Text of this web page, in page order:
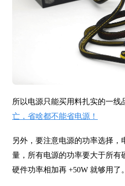
所以电源只能买用料扎实的一线
亡，省啥都不能省电源！
另外，要注意电源的功率选择，
量，所有电源的功率要大于所有
硬件功率相加再 +50W 就够用了。